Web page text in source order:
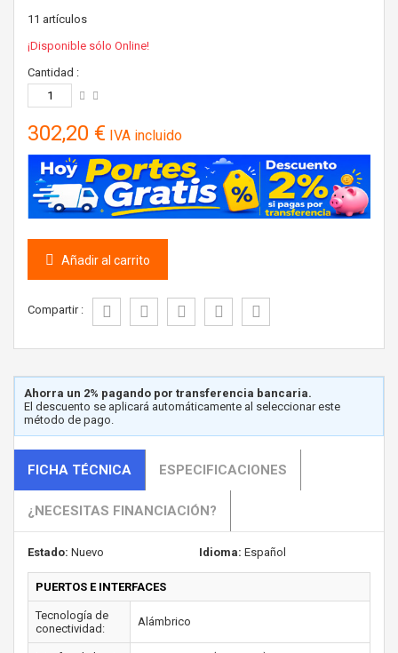
11 artículos
¡Disponible sólo Online!
Cantidad :
302,20 € IVA incluido
Añadir al carrito
Compartir :
Ahorra un 2% pagando por transferencia bancaria.
El descuento se aplicará automáticamente al seleccionar este
método de pago.
FICHA TÉCNICA ESPECIFICACIONES
¿NECESITAS FINANCIACIÓN?
Estado: Nuevo Idioma: Español
PUERTOS E INTERFACES
Tecnología de
conectividad:
Alámbrico